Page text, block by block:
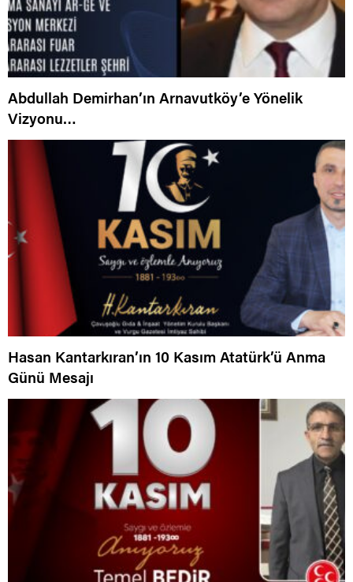
Abdullah Demirhan’ın Arnavutköy’e Yönelik
Vizyonu…
Hasan Kantarkıran’ın 10 Kasım Atatürk’ü Anma
Günü Mesajı